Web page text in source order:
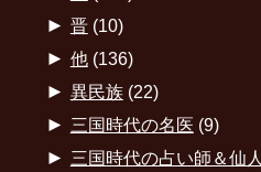
► 晋(10)
► 他(136)
► 異民族(22)
► 三国時代の名医 (9)
► 三国時代の占い師＆仙人